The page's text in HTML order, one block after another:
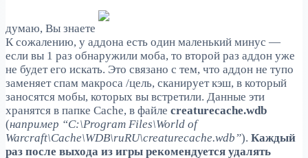
думаю, Вы знаете
К сожалению, у аддона есть один маленький минус —
если вы 1 раз обнаружили моба, то второй раз аддон уже
не будет его искать. Это связано с тем, что аддон не тупо
заменяет спам макроса /цель, сканирует кэш, в который
заносятся мобы, которых вы встретили. Данные эти
хранятся в папке Cache, в файле creaturecache.wdb
(например “C:\Program Files\World of
Warcraft\Cache\WDB\ruRU\creaturecache.wdb”). Каждый
раз после выхода из игры рекомендуется удалять